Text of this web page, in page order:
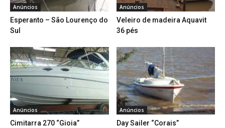
Anúncios
Esperanto – São Lourenço do
Sul
Anúncios
Veleiro de madeira Aquavit
36 pés
Anúncios
Cimitarra 270 “Gioia”
Anúncios
Day Sailer “Corais”